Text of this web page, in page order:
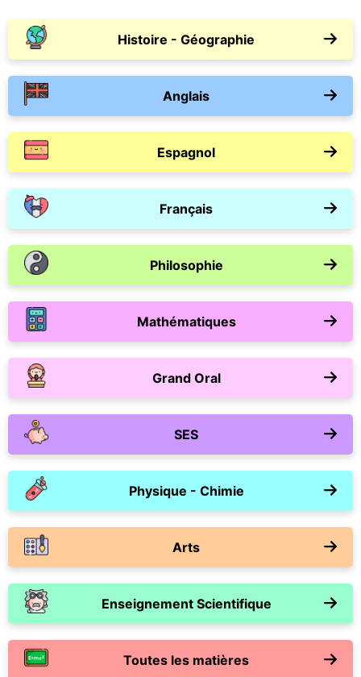
Histoire - Géographie
Anglais
Espagnol
Français
Philosophie
Mathématiques
Grand Oral
SES
Physique - Chimie
Arts
Enseignement Scientifique
Toutes les matières